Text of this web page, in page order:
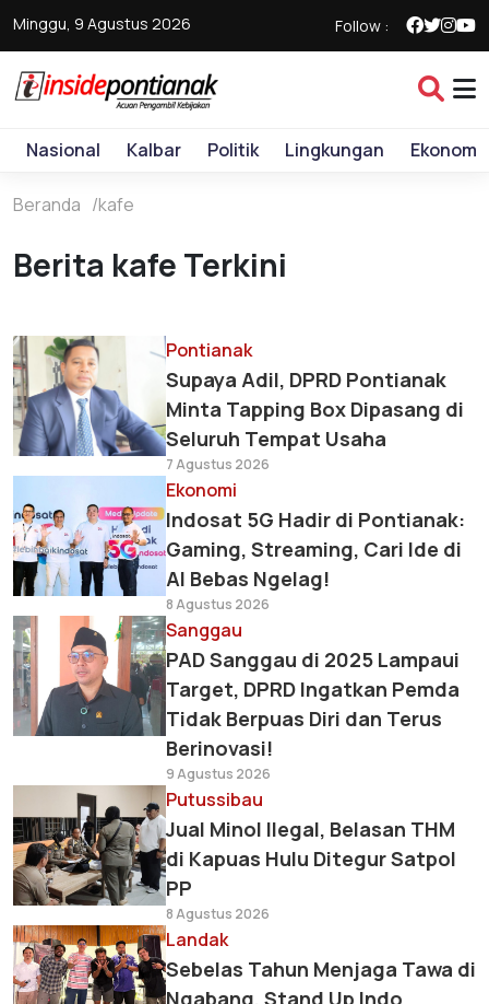
Minggu, 9 Agustus 2026 Follow :
Nasional Kalbar Politik Lingkungan Ekonomi
Beranda kafe
Berita kafe Terkini
Pontianak
Supaya Adil, DPRD Pontianak
Minta Tapping Box Dipasang di
Seluruh Tempat Usaha
7 Agustus 2026
Ekonomi
Indosat 5G Hadir di Pontianak:
Gaming, Streaming, Cari Ide di
AI Bebas Ngelag!
8 Agustus 2026
Sanggau
PAD Sanggau di 2025 Lampaui
Target, DPRD Ingatkan Pemda
Tidak Berpuas Diri dan Terus
Berinovasi!
9 Agustus 2026
Putussibau
Jual Minol Ilegal, Belasan THM
di Kapuas Hulu Ditegur Satpol
PP
8 Agustus 2026
Landak
Sebelas Tahun Menjaga Tawa di
Ngabang, Stand Up Indo